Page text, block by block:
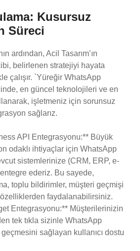
Kusursuz
Süreci
ardından, Acil Tasarım’ın
belirlenen stratejiyi hayata
çalışır. `Yüreğir WhatsApp
en güncel teknolojileri ve en
işletmeniz için sorunsuz
sağlarız.
API Entegrasyonu:** Büyük
odaklı ihtiyaçlar için WhatsApp
sistemlerinize (CRM, ERP, e-
ederiz. Bu sayede,
toplu bildirimler, müşteri geçmişi
faydalanabilirsiniz.
Entegrasyonu:** Müşterilerinizin
tek tıkla sizinle WhatsApp
sağlayan kullanıcı dostu